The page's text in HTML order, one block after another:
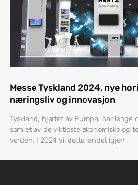
Messe Tyskland 2024, nye
næringsliv og innovasjon
Tyskland, hjertet av Europa, har lenge
som et av de viktigste økonomiske og
verden. I 2024 vil dette landet igjen